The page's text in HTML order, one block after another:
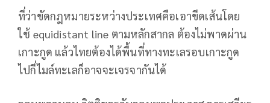
ที่ว่าขัดกฎหมายระหว่างประเทศคือเอาขีดเส้นโดย
ใช้ equidistant line ตามหลักสากล ต้องไม่พาดผ่าน
เกาะกูด แล้วไทยต้องได้พื้นที่ทางทะเลรอบเกาะกูด
ไปกี่ไมล์ทะเลก็อาจจะเจรจากันได้